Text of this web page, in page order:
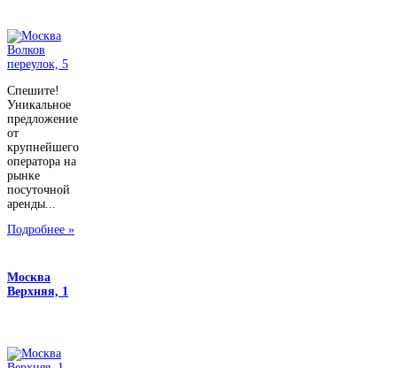
Спешите!
Уникальное
предложение
от
крупнейшего
оператора на
рынке
посуточной
аренды...
Подробнее »
Москва
Верхняя, 1